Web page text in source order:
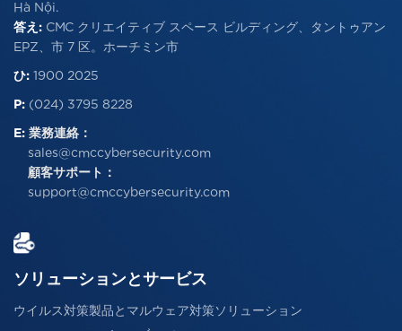
Hà Nội.
答え: CMC クリエイティブ スペース ビルディング、タントゥアン
EPZ、市 7 区。ホーチミン市
ひ: 1900 2025
P: (024) 3795 8228
E: 業務連絡：
sales@cmccybersecurity.com
顧客サポート：
support@cmccybersecurity.com
ソリューションとサービス
ウイルス対策製品とマルウェア対策ソリューション